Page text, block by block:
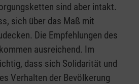
sind aber intakt.
sich über das Maß mit
Die Empfehlungen des
ausreichend. Im
dass sich Solidarität und
Verhalten der Bevölkerung